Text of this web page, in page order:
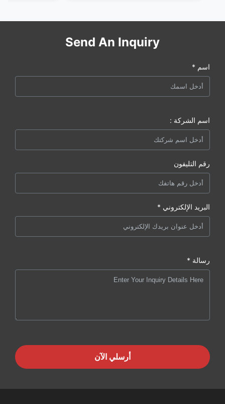
Send An Inquiry
اسم *
اسم الشركة :
رقم التليفون
البريد الإلكتروني *
رسالة *
أرسلي الآن